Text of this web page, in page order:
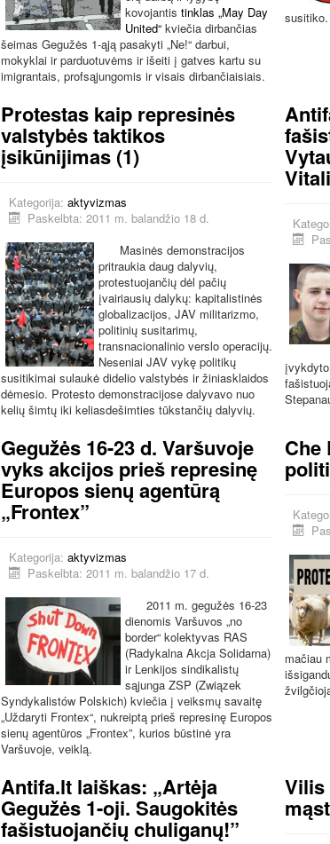
kovojantis tinklas „May Day
United“kviečia dirbančias
šeimas Gegužės 1-ąją pasakyti „Ne!“ darbui,
mokyklai ir parduotuvėms ir išeiti į gatves kartu su
imigrantais, profsąjungomis ir visais dirbančiaisiais.
susitiko.
Protestas kaip represinės
valstybės taktikos
įsikūnijimas (1)
Kategorija: aktyvizmas
Paskelbta: 2011 m. balandžio 18 d.
Masinės demonstracijos
pritraukia daug dalyvių,
protestuojančių dėl pačių
įvairiausių dalykų: kapitalistinės
globalizacijos, JAV militarizmo,
politinių susitarimų,
transnacionalinio verslo operacijų.
Neseniai JAV vykę politikų
susitikimai sulaukė didelio valstybės ir žiniasklaidos
dėmesio. Protesto demonstracijose dalyvavo nuo
kelių šimtų iki keliasdešimties tūkstančių dalyvių.
Gegužės 16-23 d. Varšuvoje
vyks akcijos prieš represinę
Europos sienų agentūrą
„Frontex”
Kategorija: aktyvizmas
Paskelbta: 2011 m. balandžio 17 d.
2011 m. gegužės 16-23
dienomis Varšuvos „no
border“ kolektyvas RAS
(Radykalna Akcja Solidarna)
ir Lenkijos sindikalistų
sąjunga ZSP (Związek
Syndykalistów Polskich) kviečia į veiksmų savaitę
„Uždaryti Frontex“, nukreiptą prieš represinę Europos
sienų agentūros „Frontex”, kurios būstinė yra
Varšuvoje, veiklą.
Che
mačiau
Antifa.lt laiškas: „Artėja
Gegužės 1-oji. Saugokitės
fašistuojančių chuliganų!”
Vilis